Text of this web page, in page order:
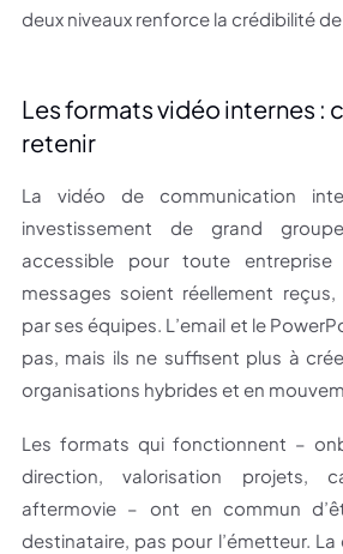
deux niveaux renforce la crédibilité de
Les formats vidéo internes :
retenir
La vidéo de communication
investissement de grand
accessible pour toute
messages soient réellement
par ses équipes. L’email et le
pas, mais ils ne suffisent plus à
organisations hybrides et en
Les formats qui fonctionnent –
direction, valorisation projets,
aftermovie – ont en commun
destinataire, pas pour l’émetteur.